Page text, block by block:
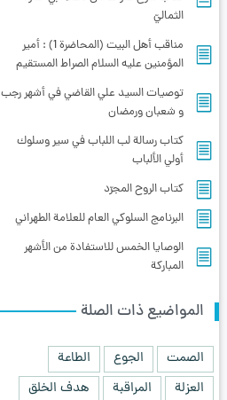
الثماليّ
مناقب أهل البيت (المحاضرة 1) : أمير
المؤمنين عليه السلام الصراط المستقيم
توصيات السيد علي القاضي في أشهر رجب
و شعبان ورمضان
کتاب رسالة‌ لب اللباب‌ في‌ سير وسلوك‌
أولي‌ الألباب
کتاب الروح المجرّد
البرنامج السلوكي العام للعلامة الطهراني
الوصايا الخمس للاستفادة من الأشهر
المباركة
المواضيع ذات الصلة
الصمت الجوع
الطاعة
العزلة
المراقبة
هدف الخلق